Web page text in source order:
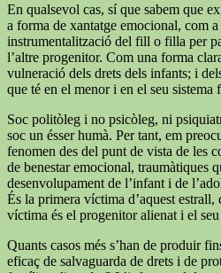
En qualsevol cas, sí que sabem que
a forma de xantatge emocional, com
instrumentalització del fill o filla per
l’altre progenitor. Com una forma
vulneració dels drets dels infants; i
que té en el menor i en el seu sistema
Soc politòleg i no psicòleg, ni
soc un ésser humà. Per tant, em
fenomen des del punt de vista de les
de benestar emocional, traumàtiques
desenvolupament de l’infant i de
És la primera víctima d’aquest estrall,
víctima és el progenitor alienat i el
Quants casos més s’han de produir
eficaç de salvaguarda de drets i de